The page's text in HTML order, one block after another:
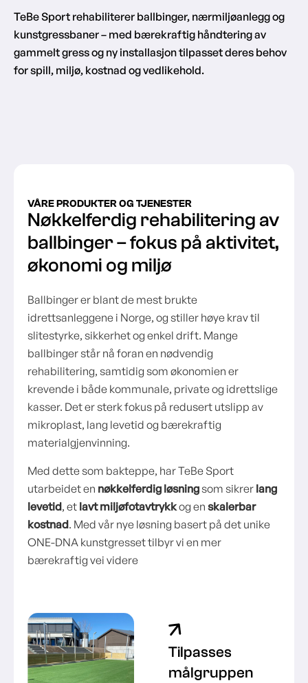
TeBe Sport rehabiliterer ballbinger, nærmiljøanlegg og
kunstgressbaner – med bærekraftig håndtering av
gammelt gress og ny installasjon tilpasset deres behov
for spill, miljø, kostnad og vedlikehold.
VÅRE PRODUKTER OG TJENESTER
Nøkkelferdig rehabilitering av
ballbinger – fokus på aktivitet,
økonomi og miljø
Ballbinger er blant de mest brukte
idrettsanleggene i Norge, og stiller høye krav til
slitestyrke, sikkerhet og enkel drift. Mange
ballbinger står nå foran en nødvendig
rehabilitering, samtidig som økonomien er
krevende i både kommunale, private og idrettslige
kasser. Det er sterk fokus på redusert utslipp av
mikroplast, lang levetid og bærekraftig
materialgjenvinning.
Med dette som bakteppe, har TeBe Sport
utarbeidet en nøkkelferdig løsningsom sikrer lang
levetid, et lavt miljøfotavtrykkog en skalerbar
kostnad. Med vår nye løsning basert på det unike
ONE-DNA kunstgresset tilbyr vi en mer
bærekraftig vei videre
Tilpasses
målgruppen